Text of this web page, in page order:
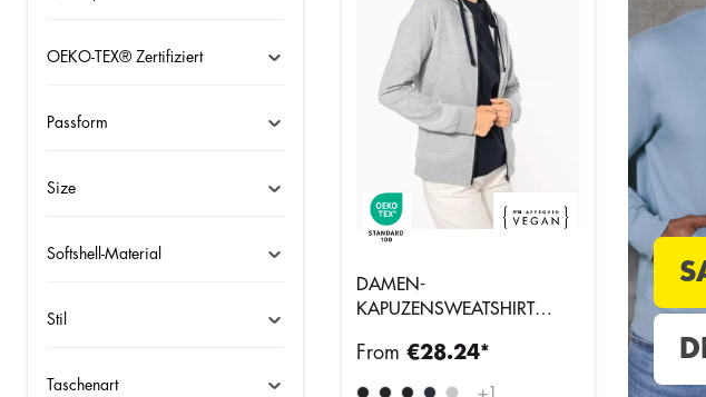
OEKO-TEX® Zertifiziert
Passform
Size
Softshell-Material
Stil
Taschenart
DAMEN-
KAPUZENSWEATSHIRT
+1
From €28.24*